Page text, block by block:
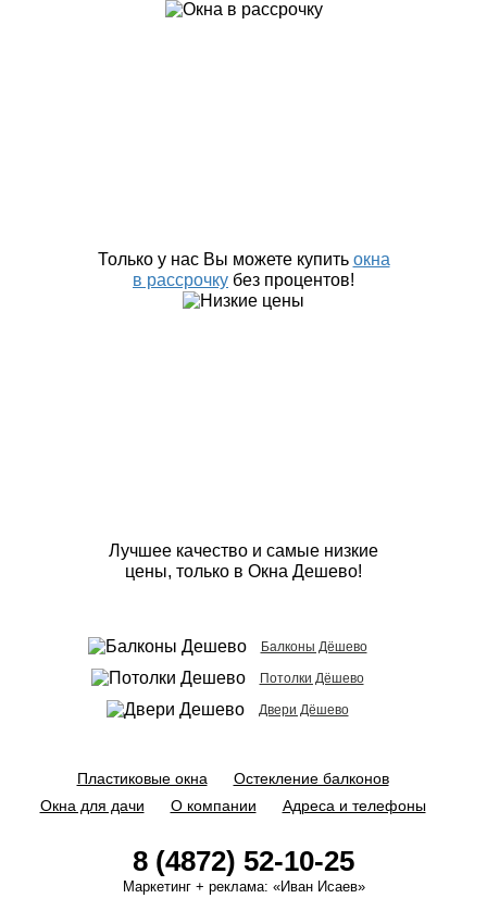
Только у нас Вы можете купить окна
в рассрочку без процентов!
Лучшее качество и самые низкие
цены, только в Окна Дешево!
Балконы Дёшево
Потолки Дёшево
Двери Дёшево
Пластиковые окна
Остекление балконов
Окна для дачи
О компании Адреса и телефоны
8 (4872) 52-10-25
Маркетинг + реклама: «Иван Исаев»